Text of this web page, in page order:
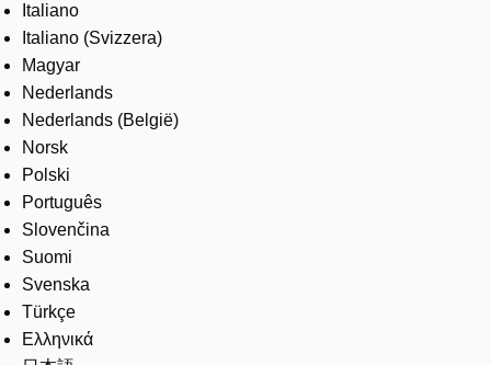
Italiano
Italiano (Svizzera)
Magyar
Nederlands
Nederlands (België)
Norsk
Polski
Português
Slovenčina
Suomi
Svenska
Türkçe
Ελληνικά